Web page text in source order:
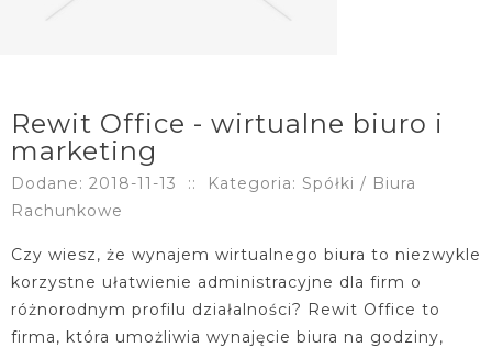
Rewit Office - wirtualne biuro i
marketing
Dodane: 2018-11-13 ::
Kategoria: Spółki / Biura
Rachunkowe
Czy wiesz, że wynajem wirtualnego biura to niezwykle
korzystne ułatwienie administracyjne dla firm o
różnorodnym profilu działalności? Rewit Office to
firma, która umożliwia wynajęcie biura na godziny,